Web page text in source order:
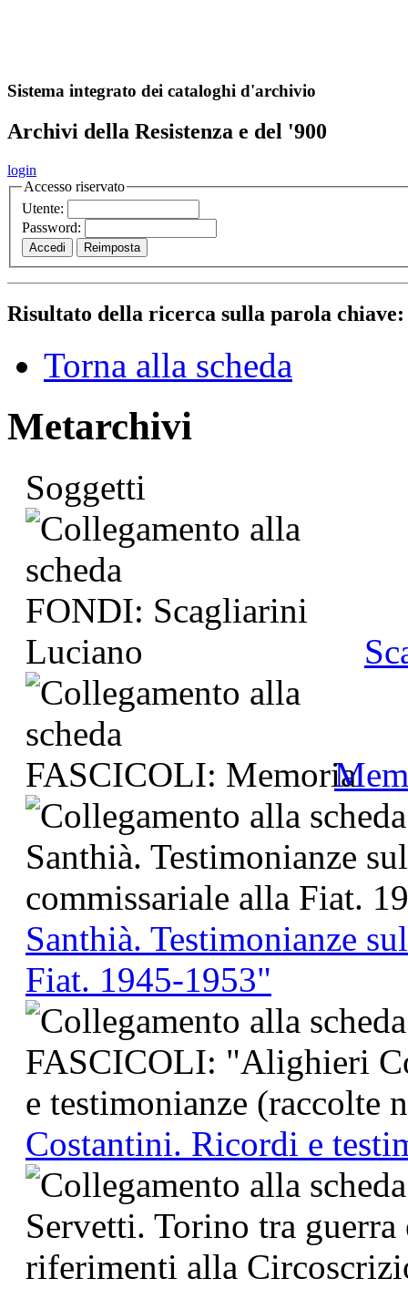
Sistema integrato dei cataloghi d'archivio
Archivi della Resistenza e del '900
login
Accesso riservato
Utente:
Password:
Risultato della ricerca sulla parola
Torna alla scheda
Metarchivi
Soggetti
Santhià. Testimonianze
Fiat. 1945-1953"
Costantini. Ricordi e